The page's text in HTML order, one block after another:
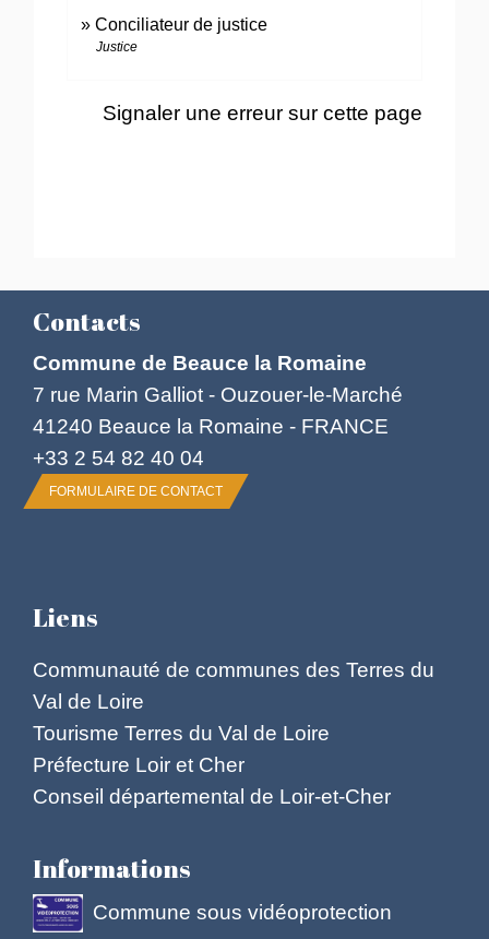
Conciliateur de justice
Justice
Signaler une erreur sur cette page
Contacts
Commune de Beauce la Romaine
7 rue Marin Galliot - Ouzouer-le-Marché
41240 Beauce la Romaine - FRANCE
+33 2 54 82 40 04
FORMULAIRE DE CONTACT
Liens
Communauté de communes des Terres du
Val de Loire
Tourisme Terres du Val de Loire
Préfecture Loir et Cher
Conseil départemental de Loir-et-Cher
Informations
Commune sous vidéoprotection